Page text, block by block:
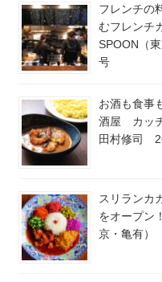
フレンチの
むフレンチ
SPOON（
号
お酒も食事
酒屋 カッ
田村修司
スリランカ
をオープン
京・亀有